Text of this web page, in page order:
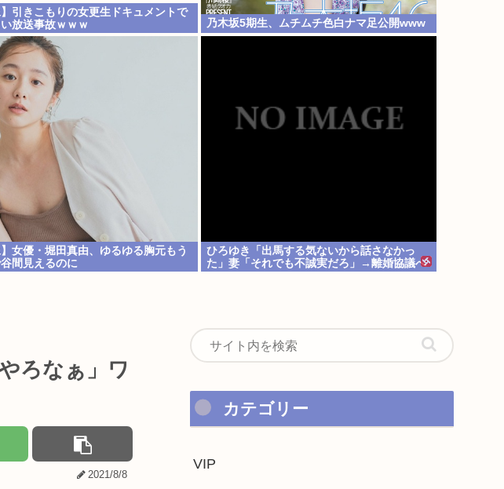
】引きこもりの女更生ドキュメントで
い放送事故ｗｗｗ
乃木坂5期生、ムチムチ色白ナマ足公開www
】女優・堀田真由、ゆるゆる胸元もう
間見えるのに
ひろゆき「出馬する気ないから話さなかっ
た」妻「それでも不誠実だろ」→離婚協議へ
ろなぁ」ワ
2021/8/8
カテゴリー
VIP